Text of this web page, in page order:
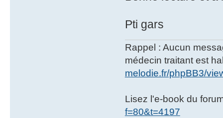
Pti gars
Rappel : Aucun
médecin traitant est
melodie.fr/phpBB3/
Lisez l'e-book du
f=80&t=4197